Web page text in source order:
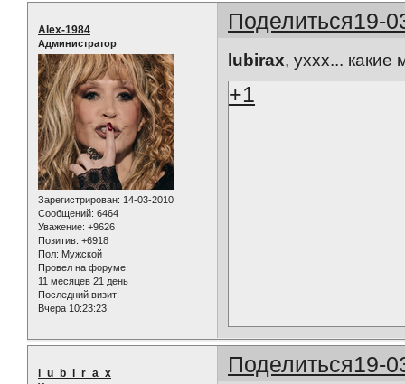
Поделиться19-
Alex-1984
Администратор
Зарегистрирован: 14-03-2010
Сообщений: 6464
Уважение: +9626
Позитив: +6918
Пол: Мужской
Провел на форуме:
11 месяцев 21 день
Последний визит:
Вчера 10:23:23
lubirax, уххх...
+1
Поделиться19-
l_u_b_i_r_a_x